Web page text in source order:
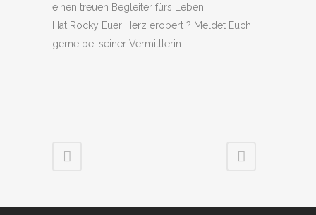
einen treuen Begleiter fürs Leben.
Hat Rocky Euer Herz erobert ? Meldet Euch
gerne bei seiner Vermittlerin